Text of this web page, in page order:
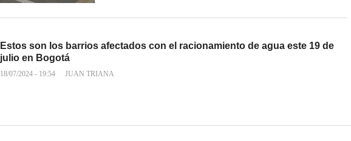
Estos son los barrios afectados con el racionamiento de agua este 19 de
julio en Bogotá
18/07/2024 - 19:54 JUAN TRIANA